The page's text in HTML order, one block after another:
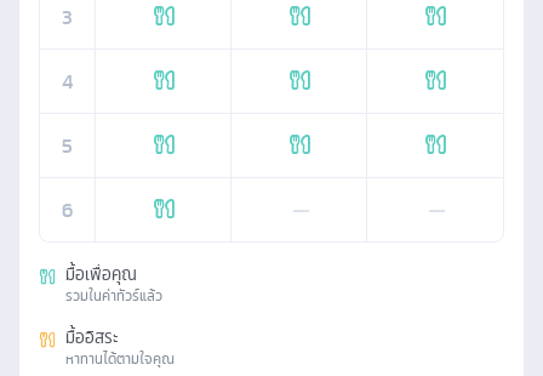
3
4
5
6 — —
มื้อเพื่อคุณ
รวมในค่าทัวร์แล้ว
มื้ออิสระ
หาทานได้ตามใจคุณ